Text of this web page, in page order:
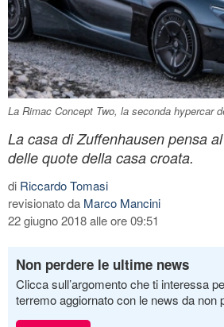
La Rimac Concept Two, la seconda hypercar
La casa di Zuffenhausen pensa
delle quote della casa croata.
di Riccardo Tomasi
revisionato da Marco Mancini
22 giugno 2018 alle ore 09:51
Non perdere le ultime news
Clicca sull’argomento che ti interessa
terremo aggiornato con le news da non